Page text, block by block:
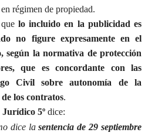
régimen de propiedad.
lo incluido en la publicidad es
no figure expresamente en el
según la normativa de protección
que es concordante con las
Civil sobre autonomía de la
los contratos.
5º dice:
dice lasentencia de 29 septiembre